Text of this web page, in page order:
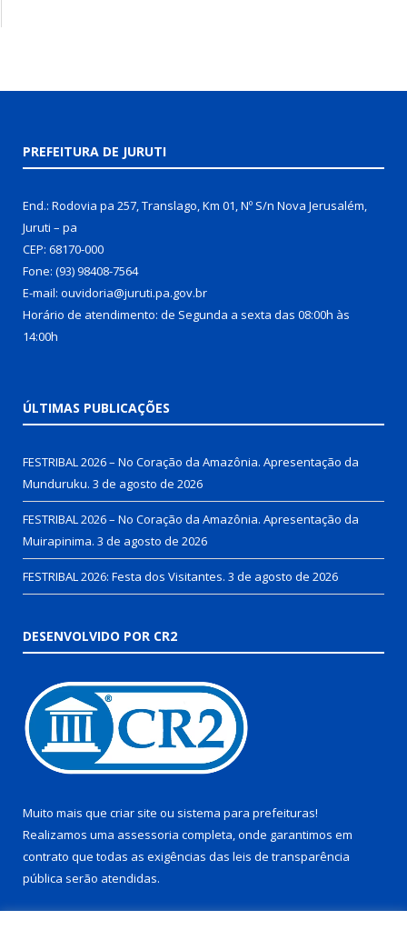
PREFEITURA DE JURUTI
End.: Rodovia pa 257, Translago, Km 01, Nº S/n Nova Jerusalém,
Juruti – pa
CEP: 68170-000
Fone: (93) 98408-7564
E-mail: ouvidoria@juruti.pa.gov.br
Horário de atendimento: de Segunda a sexta das 08:00h às
14:00h
ÚLTIMAS PUBLICAÇÕES
FESTRIBAL 2026 – No Coração da Amazônia. Apresentação da
Munduruku. 3 de agosto de 2026
FESTRIBAL 2026 – No Coração da Amazônia. Apresentação da
Muirapinima. 3 de agosto de 2026
FESTRIBAL 2026: Festa dos Visitantes. 3 de agosto de 2026
DESENVOLVIDO POR CR2
Muito mais que criar site ou sistema para prefeituras!
Realizamos uma assessoria completa, onde garantimos em
contrato que todas as exigências das leis de transparência
pública serão atendidas.